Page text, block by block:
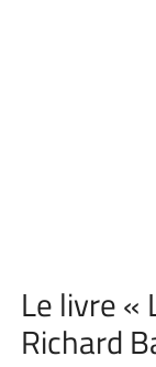
Le livre «
Richard